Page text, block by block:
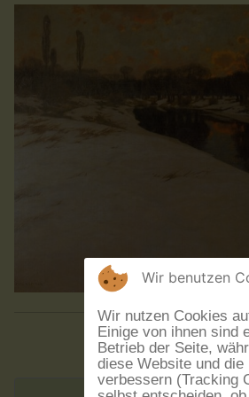
Wir benutzen
Wir nutzen Cookies
Einige von ihnen sind
Betrieb der Seite,
diese Website und
verbessern (Tracking